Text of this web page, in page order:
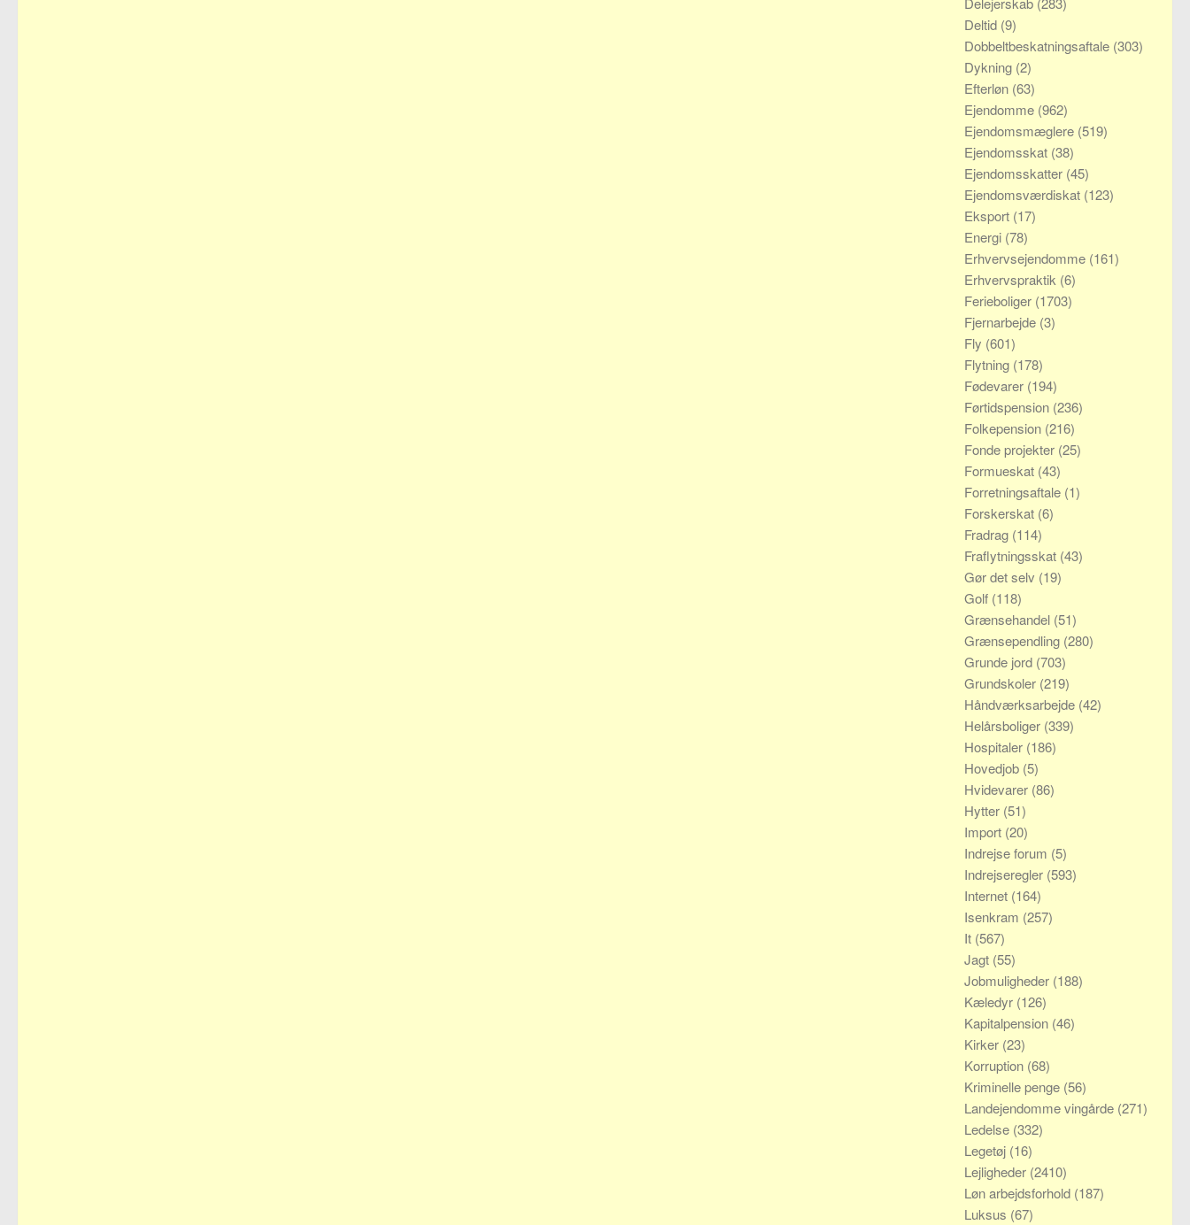
Deltid (9)
Dobbeltbeskatningsaftale (303)
Dykning (2)
Efterløn (63)
Ejendomme (962)
Ejendomsmæglere (519)
Ejendomsskat (38)
Ejendomsskatter (45)
Ejendomsværdiskat (123)
Eksport (17)
Energi (78)
Erhvervsejendomme (161)
Erhvervspraktik (6)
Ferieboliger (1703)
Fjernarbejde (3)
Fly (601)
Flytning (178)
Fødevarer (194)
Førtidspension (236)
Folkepension (216)
Fonde projekter (25)
Formueskat (43)
Forretningsaftale (1)
Forskerskat (6)
Fradrag (114)
Fraflytningsskat (43)
Gør det selv (19)
Golf (118)
Grænsehandel (51)
Grænsependling (280)
Grunde jord (703)
Grundskoler (219)
Håndværksarbejde (42)
Helårsboliger (339)
Hospitaler (186)
Hovedjob (5)
Hvidevarer (86)
Hytter (51)
Import (20)
Indrejse forum (5)
Indrejseregler (593)
Internet (164)
Isenkram (257)
It (567)
Jagt (55)
Jobmuligheder (188)
Kæledyr (126)
Kapitalpension (46)
Kirker (23)
Korruption (68)
Kriminelle penge (56)
Landejendomme vingårde (271)
Ledelse (332)
Legetøj (16)
Lejligheder (2410)
Løn arbejdsforhold (187)
Luksus (67)